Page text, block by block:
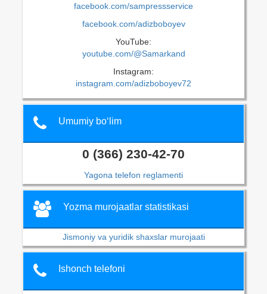
facebook.com/sampressservice
facebook.com/adizboboyev
YouTube:
youtube.com/@Samarkand
Instagram:
instagram.com/adizboboyev72
Umumiy bo‘lim
0 (366) 230-42-70
Yagona telefon reglamenti
Yozma murojaatlar statistikasi
Jismoniy va yuridik shaxslar murojaati
Ishonch telefoni